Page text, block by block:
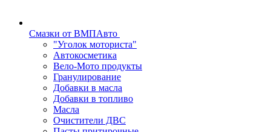
Смазки от ВМПАвто
"Уголок моториста"
Автокосметика
Вело-Мото продукты
Гранулирование
Добавки в масла
Добавки в топливо
Масла
Очистители ДВС